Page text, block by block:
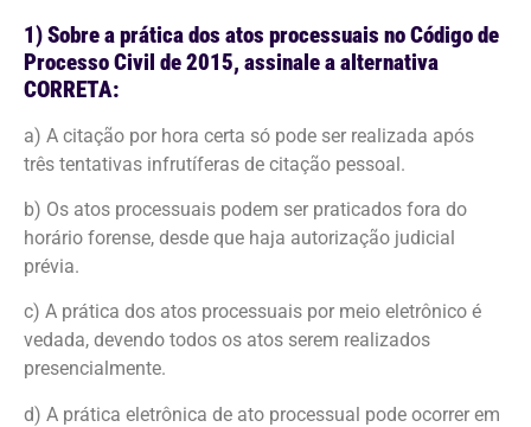
1) Sobre a prática dos atos processuais no Código de
Processo Civil de 2015, assinale a alternativa
CORRETA:
a) A citação por hora certa só pode ser realizada após
três tentativas infrutíferas de citação pessoal.
b) Os atos processuais podem ser praticados fora do
horário forense, desde que haja autorização judicial
prévia.
c) A prática dos atos processuais por meio eletrônico é
vedada, devendo todos os atos serem realizados
presencialmente.
d) A prática eletrônica de ato processual pode ocorrer em